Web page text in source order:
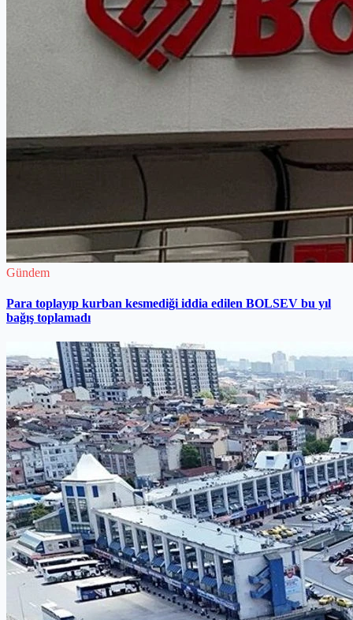
Gündem
Para toplayıp kurban kesmediği iddia edilen BOLSEV bu yıl
bağış toplamadı